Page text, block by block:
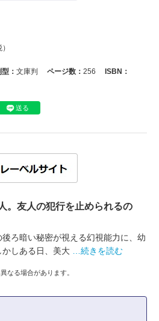
： 文庫判 ページ数： 256
ISBN：
送る
。友人の犯行を止められるの
ろ暗い秘密が視える幻視能力に、幼
しある日、美大
…続きを読む
なる場合があります。